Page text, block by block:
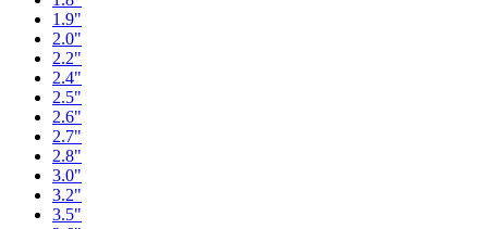
1.9"
2.0"
2.2"
2.4"
2.5"
2.6"
2.7"
2.8"
3.0"
3.2"
3.5"